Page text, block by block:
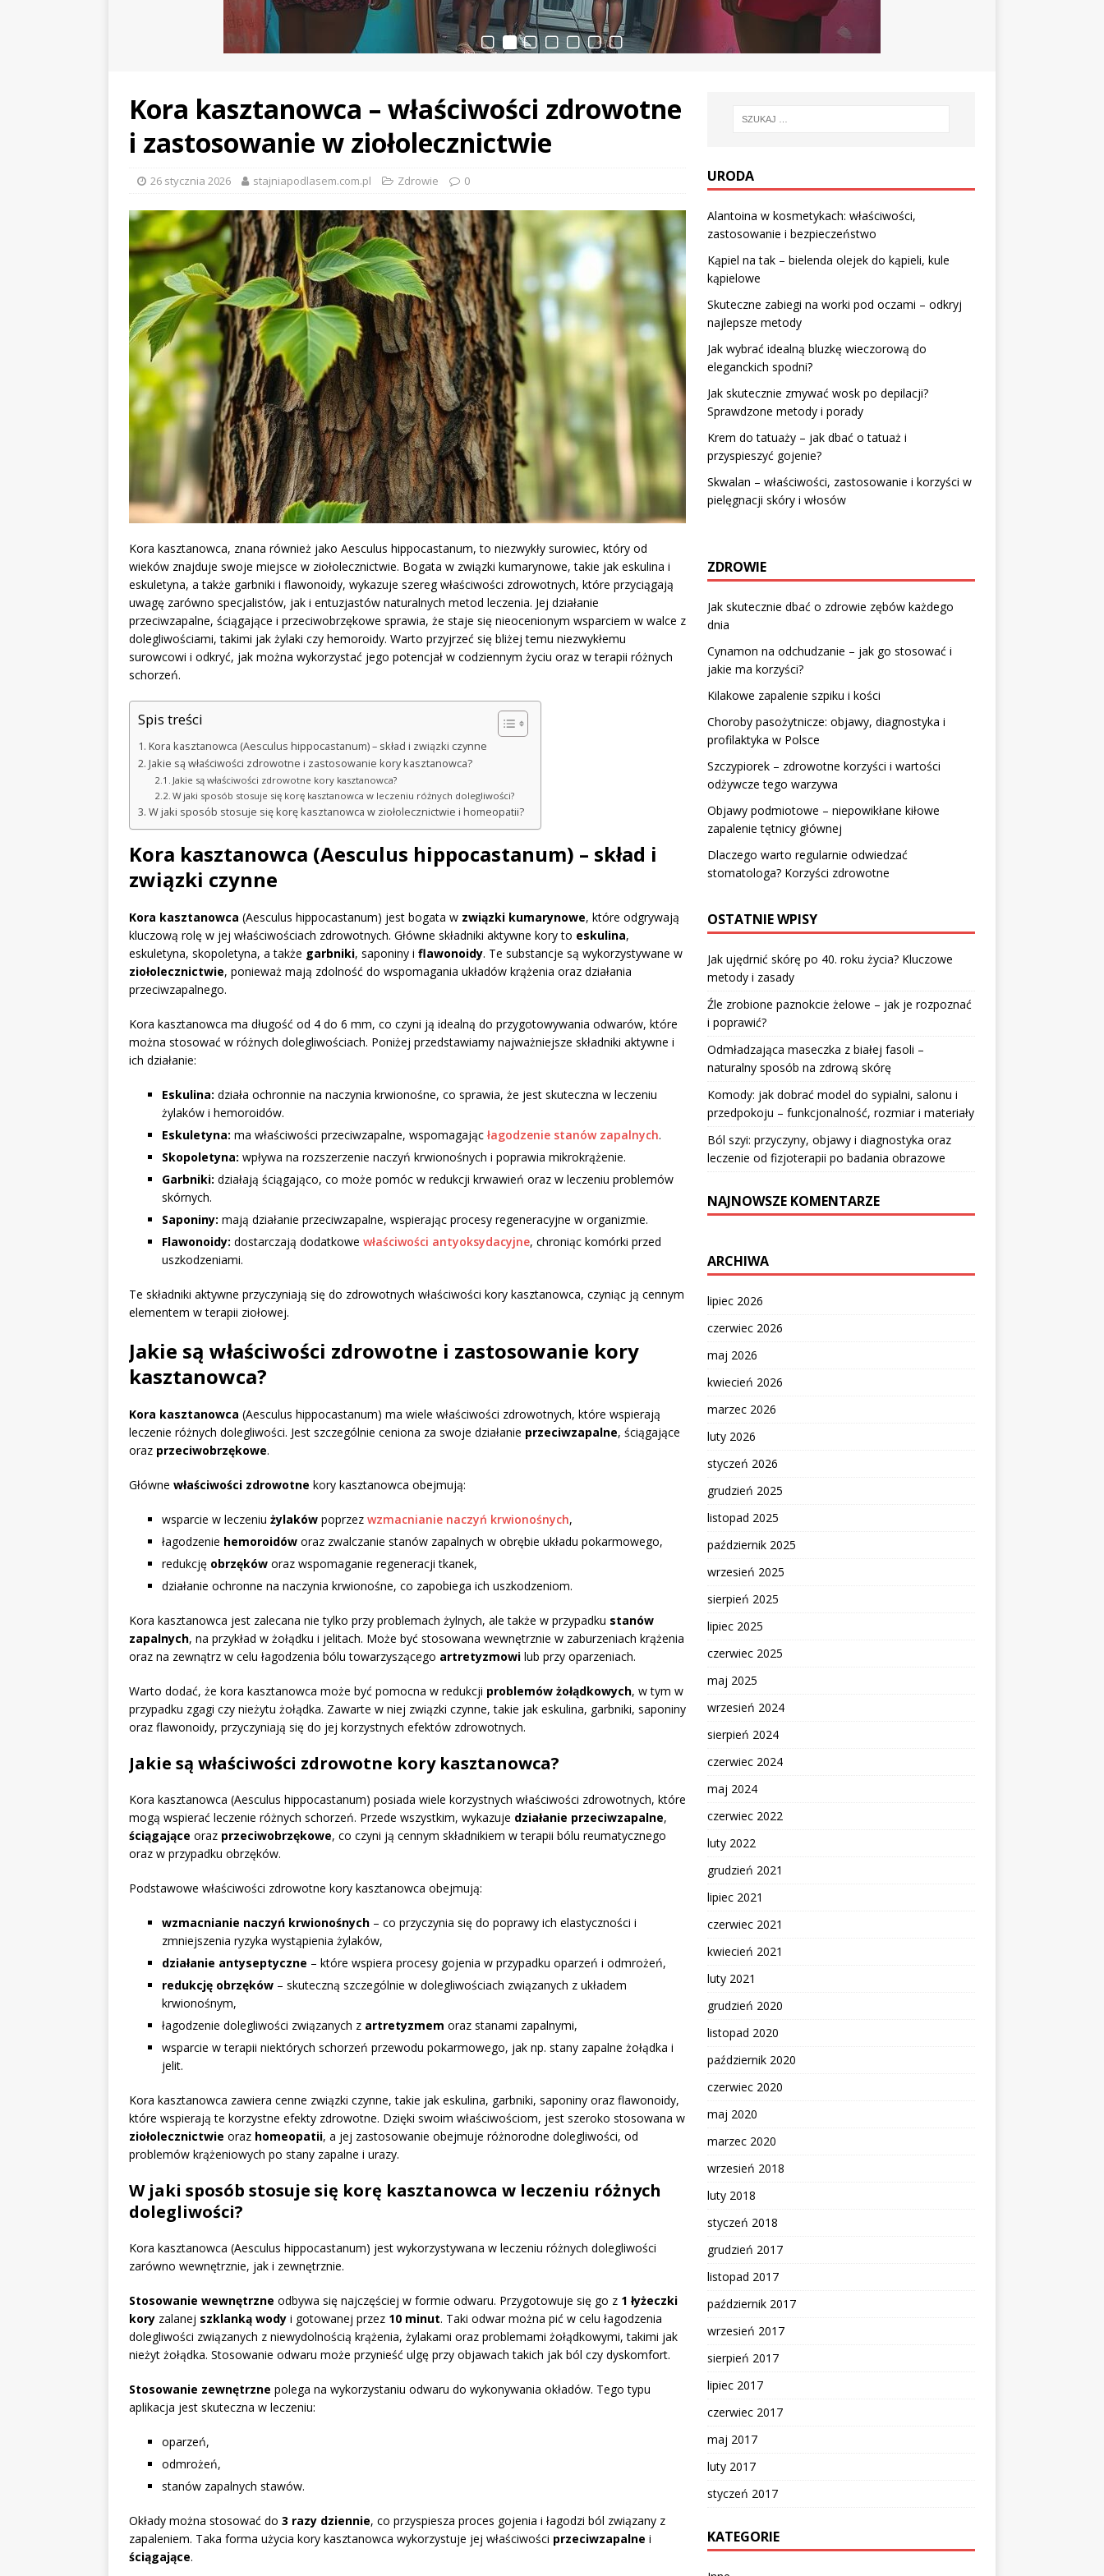
Kora kasztanowca – właściwości zdrowotne
i zastosowanie w ziołolecznictwie
26 stycznia 2026 stajniapodlasem.com.pl Zdrowie 0
Kora kasztanowca, znana również jako Aesculus hippocastanum, to niezwykły surowiec, który od
wieków znajduje swoje miejsce w ziołolecznictwie. Bogata w związki kumarynowe, takie jak eskulina i
eskuletyna, a także garbniki i flawonoidy, wykazuje szereg właściwości zdrowotnych, które przyciągają
uwagę zarówno specjalistów, jak i entuzjastów naturalnych metod leczenia. Jej działanie
przeciwzapalne, ściągające i przeciwobrzękowe sprawia, że staje się nieocenionym wsparciem w walce z
dolegliwościami, takimi jak żylaki czy hemoroidy. Warto przyjrzeć się bliżej temu niezwykłemu
surowcowi i odkryć, jak można wykorzystać jego potencjał w codziennym życiu oraz w terapii różnych
schorzeń.
Spis treści
Kora kasztanowca (Aesculus hippocastanum) – skład i związki czynne
Jakie są właściwości zdrowotne i zastosowanie kory kasztanowca?
Jakie są właściwości zdrowotne kory kasztanowca?
W jaki sposób stosuje się korę kasztanowca w leczeniu różnych dolegliwości?
W jaki sposób stosuje się korę kasztanowca w ziołolecznictwie i homeopatii?
Kora kasztanowca (Aesculus hippocastanum) – skład i
związki czynne
Kora kasztanowca (Aesculus hippocastanum) jest bogata w związki kumarynowe, które odgrywają
kluczową rolę w jej właściwościach zdrowotnych. Główne składniki aktywne kory to eskulina,
eskuletyna, skopoletyna, a także garbniki, saponiny i flawonoidy. Te substancje są wykorzystywane w
ziołolecznictwie, ponieważ mają zdolność do wspomagania układów krążenia oraz działania
przeciwzapalnego.
Kora kasztanowca ma długość od 4 do 6 mm, co czyni ją idealną do przygotowywania odwarów, które
można stosować w różnych dolegliwościach. Poniżej przedstawiamy najważniejsze składniki aktywne i
ich działanie:
Eskulina: działa ochronnie na naczynia krwionośne, co sprawia, że jest skuteczna w leczeniu
żylaków i hemoroidów.
Eskuletyna: ma właściwości przeciwzapalne, wspomagając łagodzenie stanów zapalnych.
Skopoletyna: wpływa na rozszerzenie naczyń krwionośnych i poprawia mikrokrążenie.
Garbniki: działają ściągająco, co może pomóc w redukcji krwawień oraz w leczeniu problemów
skórnych.
Saponiny: mają działanie przeciwzapalne, wspierając procesy regeneracyjne w organizmie.
Flawonoidy: dostarczają dodatkowe właściwości antyoksydacyjne, chroniąc komórki przed
uszkodzeniami.
Te składniki aktywne przyczyniają się do zdrowotnych właściwości kory kasztanowca, czyniąc ją cennym
elementem w terapii ziołowej.
Jakie są właściwości zdrowotne i zastosowanie kory
kasztanowca?
Kora kasztanowca (Aesculus hippocastanum) ma wiele właściwości zdrowotnych, które wspierają
leczenie różnych dolegliwości. Jest szczególnie ceniona za swoje działanie przeciwzapalne, ściągające
oraz przeciwobrzękowe.
Główne właściwości zdrowotne kory kasztanowca obejmują:
wsparcie w leczeniu żylaków poprzez wzmacnianie naczyń krwionośnych,
łagodzenie hemoroidów oraz zwalczanie stanów zapalnych w obrębie układu pokarmowego,
redukcję obrzęków oraz wspomaganie regeneracji tkanek,
działanie ochronne na naczynia krwionośne, co zapobiega ich uszkodzeniom.
Kora kasztanowca jest zalecana nie tylko przy problemach żylnych, ale także w przypadku stanów
zapalnych, na przykład w żołądku i jelitach. Może być stosowana wewnętrznie w zaburzeniach krążenia
oraz na zewnątrz w celu łagodzenia bólu towarzyszącego artretyzmowi lub przy oparzeniach.
Warto dodać, że kora kasztanowca może być pomocna w redukcji problemów żołądkowych, w tym w
przypadku zgagi czy nieżytu żołądka. Zawarte w niej związki czynne, takie jak eskulina, garbniki, saponiny
oraz flawonoidy, przyczyniają się do jej korzystnych efektów zdrowotnych.
Jakie są właściwości zdrowotne kory kasztanowca?
Kora kasztanowca (Aesculus hippocastanum) posiada wiele korzystnych właściwości zdrowotnych, które
mogą wspierać leczenie różnych schorzeń. Przede wszystkim, wykazuje działanie przeciwzapalne,
ściągające oraz przeciwobrzękowe, co czyni ją cennym składnikiem w terapii bólu reumatycznego
oraz w przypadku obrzęków.
Podstawowe właściwości zdrowotne kory kasztanowca obejmują:
wzmacnianie naczyń krwionośnych – co przyczynia się do poprawy ich elastyczności i
zmniejszenia ryzyka wystąpienia żylaków,
działanie antyseptyczne – które wspiera procesy gojenia w przypadku oparzeń i odmrożeń,
redukcję obrzęków – skuteczną szczególnie w dolegliwościach związanych z układem
krwionośnym,
łagodzenie dolegliwości związanych z artretyzmem oraz stanami zapalnymi,
wsparcie w terapii niektórych schorzeń przewodu pokarmowego, jak np. stany zapalne żołądka i
jelit.
Kora kasztanowca zawiera cenne związki czynne, takie jak eskulina, garbniki, saponiny oraz flawonoidy,
które wspierają te korzystne efekty zdrowotne. Dzięki swoim właściwościom, jest szeroko stosowana w
ziołolecznictwie oraz homeopatii, a jej zastosowanie obejmuje różnorodne dolegliwości, od
problemów krążeniowych po stany zapalne i urazy.
W jaki sposób stosuje się korę kasztanowca w leczeniu różnych
dolegliwości?
Kora kasztanowca (Aesculus hippocastanum) jest wykorzystywana w leczeniu różnych dolegliwości
zarówno wewnętrznie, jak i zewnętrznie.
Stosowanie wewnętrzne odbywa się najczęściej w formie odwaru. Przygotowuje się go z 1 łyżeczki
kory zalanej szklanką wody i gotowanej przez 10 minut. Taki odwar można pić w celu łagodzenia
dolegliwości związanych z niewydolnością krążenia, żylakami oraz problemami żołądkowymi, takimi jak
nieżyt żołądka. Stosowanie odwaru może przynieść ulgę przy objawach takich jak ból czy dyskomfort.
Stosowanie zewnętrzne polega na wykorzystaniu odwaru do wykonywania okładów. Tego typu
aplikacja jest skuteczna w leczeniu:
oparzeń,
odmrożeń,
stanów zapalnych stawów.
Okłady można stosować do 3 razy dziennie, co przyspiesza proces gojenia i łagodzi ból związany z
zapaleniem. Taka forma użycia kory kasztanowca wykorzystuje jej właściwości przeciwzapalne i
ściągające.
URODA
Alantoina w kosmetykach: właściwości,
zastosowanie i bezpieczeństwo
Kąpiel na tak – bielenda olejek do kąpieli, kule
kąpielowe
Skuteczne zabiegi na worki pod oczami – odkryj
najlepsze metody
Jak wybrać idealną bluzkę wieczorową do
eleganckich spodni?
Jak skutecznie zmywać wosk po depilacji?
Sprawdzone metody i porady
Krem do tatuaży – jak dbać o tatuaż i
przyspieszyć gojenie?
Skwalan – właściwości, zastosowanie i korzyści w
pielęgnacji skóry i włosów
ZDROWIE
Jak skutecznie dbać o zdrowie zębów każdego
dnia
Cynamon na odchudzanie – jak go stosować i
jakie ma korzyści?
Kilakowe zapalenie szpiku i kości
Choroby pasożytnicze: objawy, diagnostyka i
profilaktyka w Polsce
Szczypiorek – zdrowotne korzyści i wartości
odżywcze tego warzywa
Objawy podmiotowe – niepowikłane kiłowe
zapalenie tętnicy głównej
Dlaczego warto regularnie odwiedzać
stomatologa? Korzyści zdrowotne
OSTATNIE WPISY
Jak ujędrnić skórę po 40. roku życia? Kluczowe
metody i zasady
Źle zrobione paznokcie żelowe – jak je rozpoznać
i poprawić?
Odmładzająca maseczka z białej fasoli –
naturalny sposób na zdrową skórę
Komody: jak dobrać model do sypialni, salonu i
przedpokoju – funkcjonalność, rozmiar i materiały
Ból szyi: przyczyny, objawy i diagnostyka oraz
leczenie od fizjoterapii po badania obrazowe
NAJNOWSZE KOMENTARZE
ARCHIWA
lipiec 2026
czerwiec 2026
maj 2026
kwiecień 2026
marzec 2026
luty 2026
styczeń 2026
grudzień 2025
listopad 2025
październik 2025
wrzesień 2025
sierpień 2025
lipiec 2025
czerwiec 2025
maj 2025
wrzesień 2024
sierpień 2024
czerwiec 2024
maj 2024
czerwiec 2022
luty 2022
grudzień 2021
lipiec 2021
czerwiec 2021
kwiecień 2021
luty 2021
grudzień 2020
listopad 2020
październik 2020
czerwiec 2020
maj 2020
marzec 2020
wrzesień 2018
luty 2018
styczeń 2018
grudzień 2017
listopad 2017
październik 2017
wrzesień 2017
sierpień 2017
lipiec 2017
czerwiec 2017
maj 2017
luty 2017
styczeń 2017
KATEGORIE